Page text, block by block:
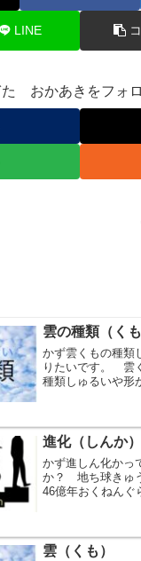
LINE
た おかあきをフォ
雲の種類（く
かず雲くもの種類
りたいです。 雲
種類しゅるいや
んけいに分わけ
回こんかいは、10
進化（しんか
かず進しん化かっ
か？ 地ち球きゅ
46億年おくねんぐ
90きゅうじゅう
ち球きゅうができ
雲（くも）